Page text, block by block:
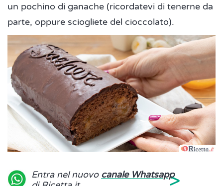
un pochino di ganache (ricordatevi di tenerne da
parte, oppure sciogliete del cioccolato).
Entra nel nuovo canale Whatsapp>